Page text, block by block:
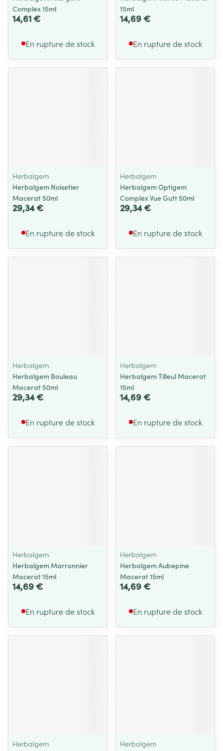
Complex 15ml
14,61 €
En rupture de stock
15ml
14,69 €
En rupture de stock
Herbalgem
Herbalgem Noisetier
Macerat 50ml
29,34 €
En rupture de stock
Herbalgem
Herbalgem Optigem
Complex Vue Gutt 50ml
29,34 €
En rupture de stock
Herbalgem
Herbalgem Bouleau
Macerat 50ml
29,34 €
En rupture de stock
Herbalgem
Herbalgem Tilleul Macerat
15ml
14,69 €
En rupture de stock
Herbalgem
Herbalgem Marronnier
Macerat 15ml
14,69 €
En rupture de stock
Herbalgem
Herbalgem Aubepine
Macerat 15ml
14,69 €
En rupture de stock
Herbalgem
Herbalgem